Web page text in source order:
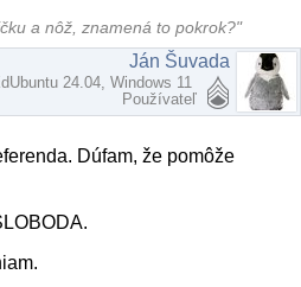
a nôž, znamená to pokrok?"
Ján Šuvada
24.04, Windows 11
Používateľ
Dúfam, že pomôže